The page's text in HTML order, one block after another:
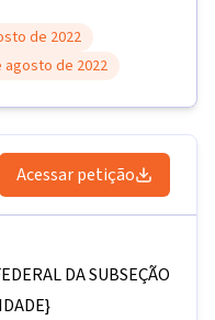
de 2022
agosto de 2022
Acessar petição
DA SUBSEÇÃO